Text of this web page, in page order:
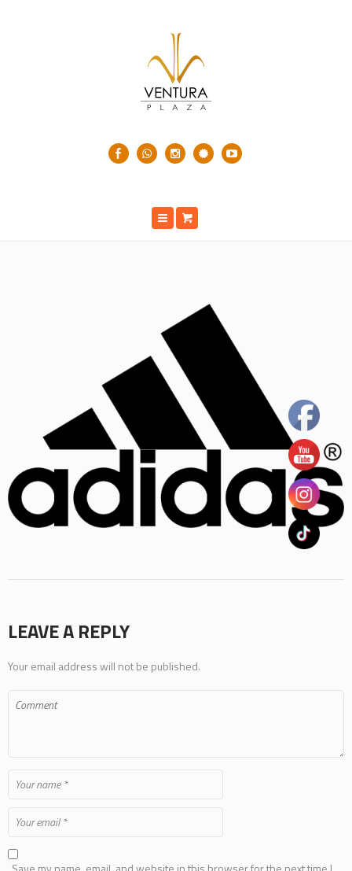
LEAVE A REPLY
Your email address will not be published.